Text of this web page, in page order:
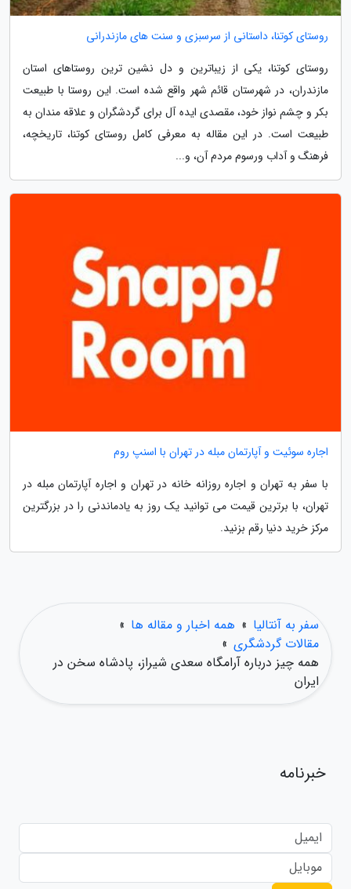
روستای کوتنا، داستانی از سرسبزی و سنت های مازندرانی
روستای کوتنا، یکی از زیباترین و دل نشین ترین روستاهای استان
مازندران، در شهرستان قائم شهر واقع شده است. این روستا با طبیعت
بکر و چشم نواز خود، مقصدی ایده آل برای گردشگران و علاقه مندان به
طبیعت است. در این مقاله به معرفی کامل روستای کوتنا، تاریخچه،
فرهنگ و آداب ورسوم مردم آن، و...
اجاره سوئیت و آپارتمان مبله در تهران با اسنپ روم
با سفر به تهران و اجاره روزانه خانه در تهران و اجاره آپارتمان مبله در
تهران، با برترین قیمت می توانید یک روز به یادماندنی را در بزرگترین
مرکز خرید دنیا رقم بزنید.
سفر به آنتالیا » همه اخبار و مقاله ها »
مقالات گردشگری »
همه چیز درباره آرامگاه سعدی شیراز، پادشاه سخن در
ایران
خبرنامه